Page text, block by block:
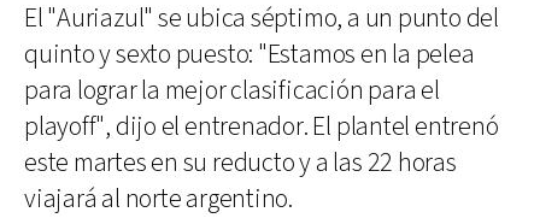
El "Auriazul" se ubica séptimo, a un punto del
quinto y sexto puesto: "Estamos en la pelea
para lograr la mejor clasificación para el
playoff", dijo el entrenador. El plantel entrenó
este martes en su reducto y a las 22 horas
viajará al norte argentino.